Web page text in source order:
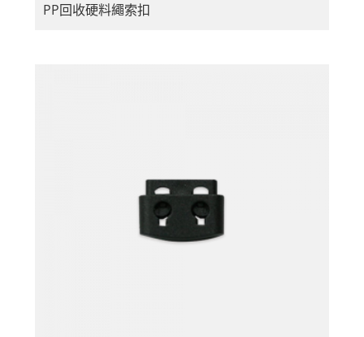
PP回收硬料繩索扣